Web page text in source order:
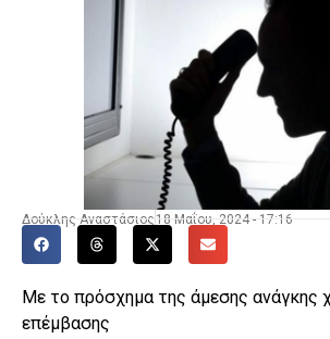
Δούκλης Αναστάσιος 18 Μαΐου, 2024 - 17:16
Με το πρόσχημα της άμεσης ανάγκης
επέμβασης